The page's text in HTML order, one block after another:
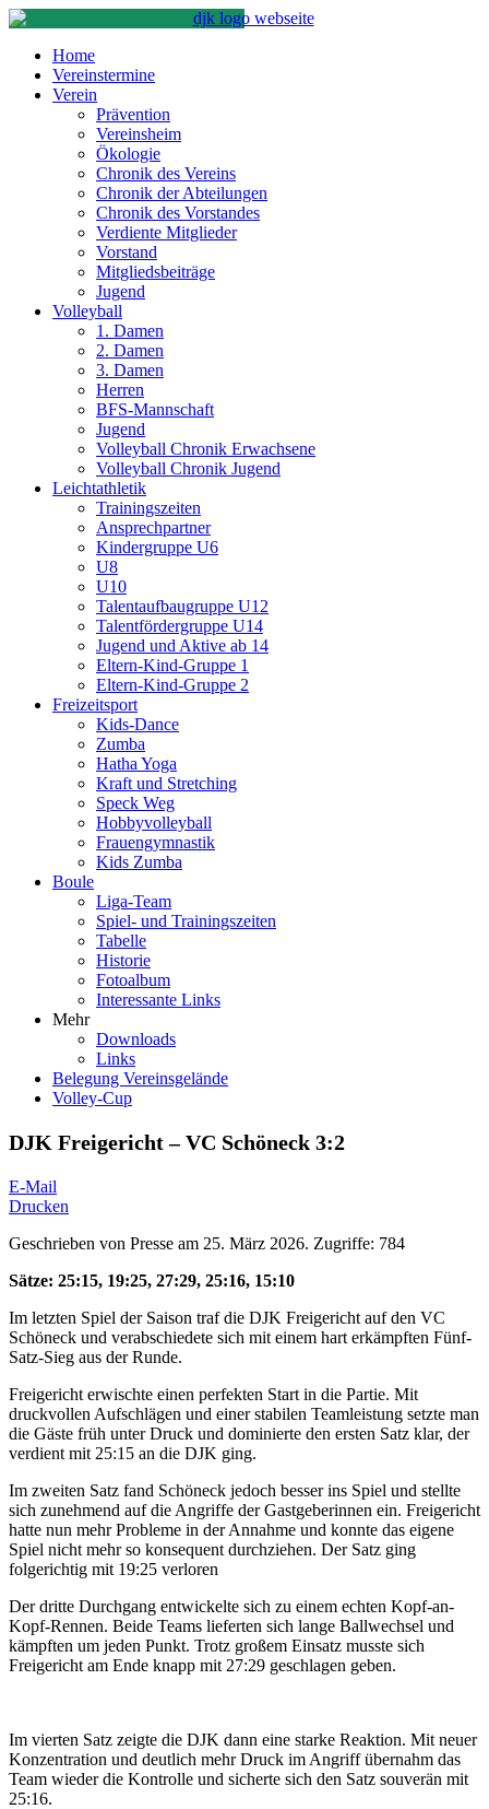
Home
Vereinstermine
Verein
Prävention
Vereinsheim
Ökologie
Chronik des Vereins
Chronik der Abteilungen
Chronik des Vorstandes
Verdiente Mitglieder
Vorstand
Mitgliedsbeiträge
Jugend
Volleyball
1. Damen
2. Damen
3. Damen
Herren
BFS-Mannschaft
Jugend
Volleyball Chronik Erwachsene
Volleyball Chronik Jugend
Leichtathletik
Trainingszeiten
Ansprechpartner
Kindergruppe U6
U8
U10
Talentaufbaugruppe U12
Talentfördergruppe U14
Jugend und Aktive ab 14
Eltern-Kind-Gruppe 1
Eltern-Kind-Gruppe 2
Freizeitsport
Kids-Dance
Zumba
Hatha Yoga
Kraft und Stretching
Speck Weg
Hobbyvolleyball
Frauengymnastik
Kids Zumba
Boule
Liga-Team
Spiel- und Trainingszeiten
Tabelle
Historie
Fotoalbum
Interessante Links
Mehr
Downloads
Links
Belegung Vereinsgelände
Volley-Cup
DJK Freigericht – VC Schöneck 3:2
E-Mail
Drucken
Geschrieben von Presse am 25. März 2026. Zugriffe: 784
Sätze: 25:15, 19:25, 27:29, 25:16, 15:10
Im letzten Spiel der Saison traf die DJK Freigericht auf den VC
Schöneck und verabschiedete sich mit einem hart erkämpften Fünf-
Satz-Sieg aus der Runde.
Freigericht erwischte einen perfekten Start in die Partie. Mit
druckvollen Aufschlägen und einer stabilen Teamleistung setzte man
die Gäste früh unter Druck und dominierte den ersten Satz klar, der
verdient mit 25:15 an die DJK ging.
Im zweiten Satz fand Schöneck jedoch besser ins Spiel und stellte
sich zunehmend auf die Angriffe der Gastgeberinnen ein. Freigericht
hatte nun mehr Probleme in der Annahme und konnte das eigene
Spiel nicht mehr so konsequent durchziehen. Der Satz ging
folgerichtig mit 19:25 verloren
Der dritte Durchgang entwickelte sich zu einem echten Kopf-an-
Kopf-Rennen. Beide Teams lieferten sich lange Ballwechsel und
kämpften um jeden Punkt. Trotz großem Einsatz musste sich
Freigericht am Ende knapp mit 27:29 geschlagen geben.
Im vierten Satz zeigte die DJK dann eine starke Reaktion. Mit neuer
Konzentration und deutlich mehr Druck im Angriff übernahm das
Team wieder die Kontrolle und sicherte sich den Satz souverän mit
25:16.